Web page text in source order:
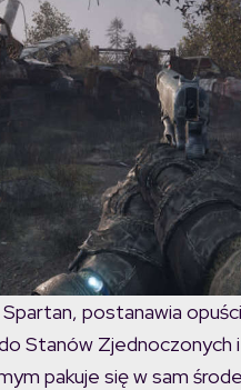
Spartan, postanawia
Stanów Zjednoczonych
pakuje się w sam